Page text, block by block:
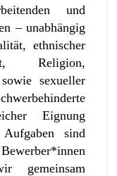
und
– unabhängig
ethnischer
Religion,
sexueller
Eignung
sind
gemeinsam